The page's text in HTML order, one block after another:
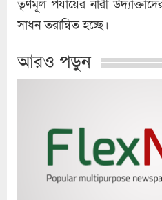
সাধন তরান্বিত হচ্ছে।
আরও পড়ুন